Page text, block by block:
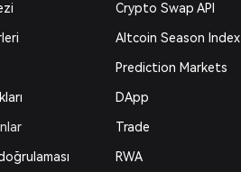
Crypto Swap API
Altcoin Season Index
Prediction Markets
DApp
Trade
RWA